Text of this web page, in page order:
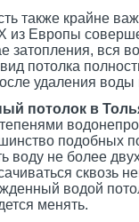
также крайне
из Европы
затопления, вся
потолка
удаления воды
потолок в
подобных
воду не более
сквозь
водой
менять.